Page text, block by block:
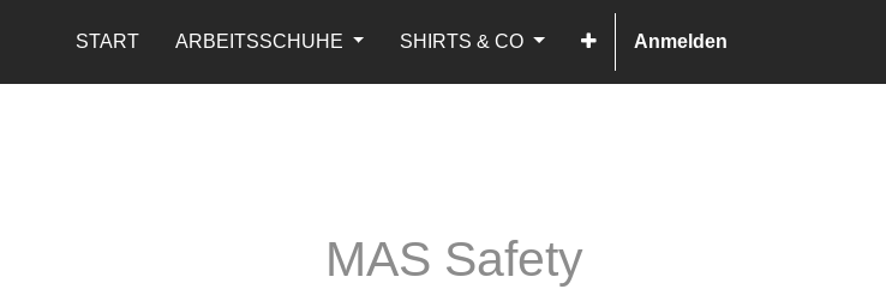
START ARBEITSSCHUHE SHIRTS & CO Anmelden
MAS Safety